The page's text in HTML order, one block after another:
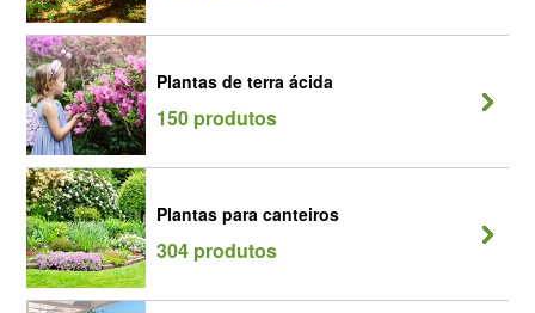
Plantas de terra ácida
150 produtos
Plantas para canteiros
304 produtos